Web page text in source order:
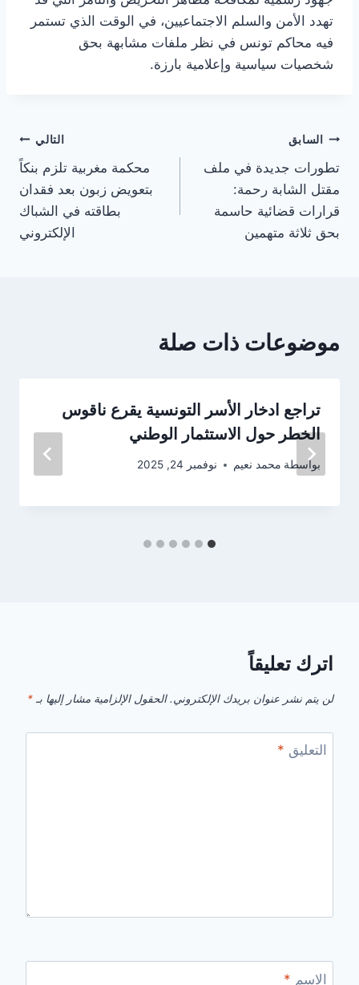
تهدد الأمن والسلم الاجتماعيين، في الوقت الذي تستمر
فيه محاكم تونس في نظر ملفات مشابهة بحق
شخصيات سياسية وإعلامية بارزة.
تصفّح
المقالات
السابق
تطورات جديدة في ملف
مقتل الشابة رحمة:
قرارات قضائية حاسمة
بحق ثلاثة متهمين
التالي
محكمة مغربية تلزم بنكاً
بتعويض زبون بعد فقدان
بطاقته في الشباك
الإلكتروني
موضوعات ذات صلة
تراجع ادخار الأسر التونسية يقرع ناقوس
الخطر حول الاستثمار الوطني
بواسطة محمد نعيم نوفمبر 24, 2025
اترك تعليقاً
لن يتم نشر عنوان بريدك الإلكتروني. الحقول الإلزامية مشار إليها بـ *
التعليق *
الاسم *